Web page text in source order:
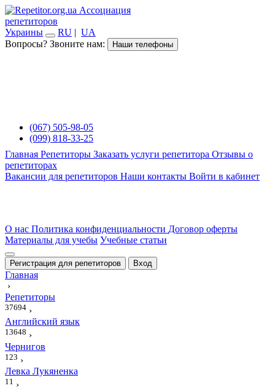
Ассоциация
репетиторов
Украины
RU | UA
Вопросы? Звоните нам:
Наши телефоны
(067) 505-98-05
(099) 818-33-25
Главная Репетиторы Заказать услуги репетитора Отзывы о
репетиторах
Вакансии для репетиторов Наши контакты Войти в кабинет
О нас Политика конфиденциальности Договор оферты
Материалы для учебы Учебные статьи
Регистрация для репетиторов Вход
Главная
›
Репетиторы
37694 ›
Английский язык
13648 ›
Чернигов
123 ›
Левка Лукяненка
11 ›